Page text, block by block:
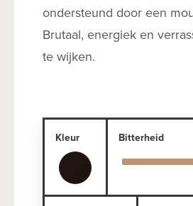
ondersteund door een
Brutaal, energiek en
te wijken.
Kleur Bitterheid